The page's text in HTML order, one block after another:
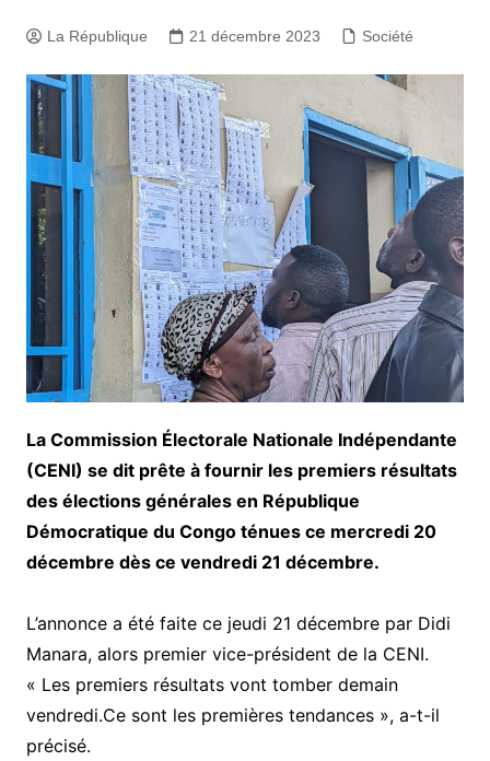
La République 21 décembre 2023 Société
La Commission Électorale Nationale Indépendante
(CENI) se dit prête à fournir les premiers résultats
des élections générales en République
Démocratique du Congo ténues ce mercredi 20
décembre dès ce vendredi 21 décembre.
L’annonce a été faite ce jeudi 21 décembre par Didi
Manara, alors premier vice-président de la CENI.
« Les premiers résultats vont tomber demain
vendredi.Ce sont les premières tendances », a-t-il
précisé.